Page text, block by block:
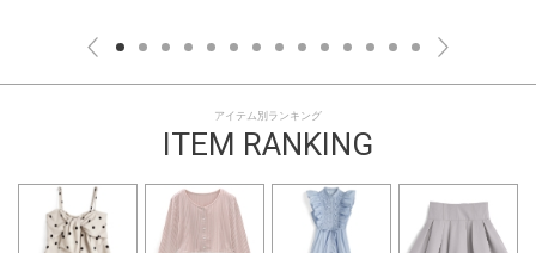
アイテム別ランキング
ITEM RANKING